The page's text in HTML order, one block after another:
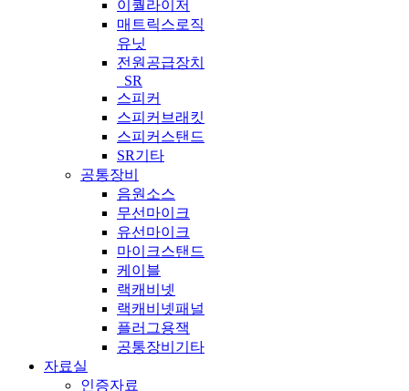
이퀄라이저
매트릭스로직
유닛
전원공급장치
_SR
스피커
스피커브래킷
스피커스탠드
SR기타
공통장비
음원소스
무선마이크
유선마이크
마이크스탠드
케이블
랙캐비넷
랙캐비넷패널
플러그용잭
공통장비기타
자료실
인증자료